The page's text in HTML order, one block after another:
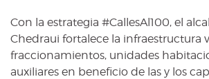
Con la estrategia #CallesAl100, el
Chedraui fortalece la infraestructura
fraccionamientos, unidades
auxiliares en beneficio de las y los